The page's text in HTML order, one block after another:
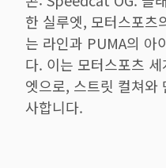
한 실루엣, 모터스포츠
는 라인과 PUMA의 아
다. 이는 모터스포츠
엣으로, 스트릿 컬쳐와
사합니다.